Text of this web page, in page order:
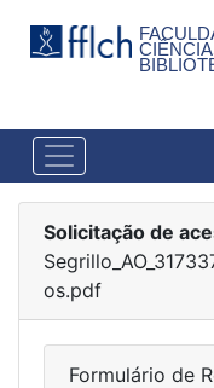
Solicitação de
os.pdf
Formulário de